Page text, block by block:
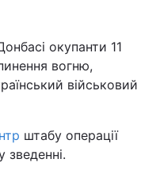
окупанти 11
вогню,
військовий
штабу операції